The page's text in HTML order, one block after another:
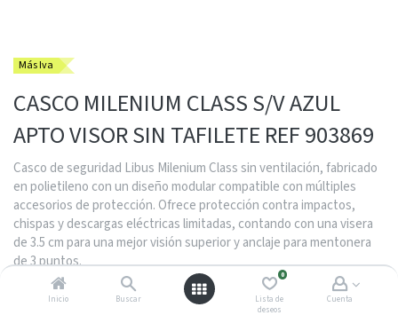
Inicio Buscar
0
Lista de
deseos
Cuenta
Más Iva
CASCO MILENIUM CLASS S/V AZUL
APTO VISOR SIN TAFILETE REF 903869
Casco de seguridad Libus Milenium Class sin ventilación, fabricado
en polietileno con un diseño modular compatible con múltiples
accesorios de protección. Ofrece protección contra impactos,
chispas y descargas eléctricas limitadas, contando con una visera
de 3.5 cm para una mejor visión superior y anclaje para mentonera
de 3 puntos.
11.700,00